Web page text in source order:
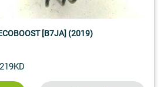
[B7JA] (2019)